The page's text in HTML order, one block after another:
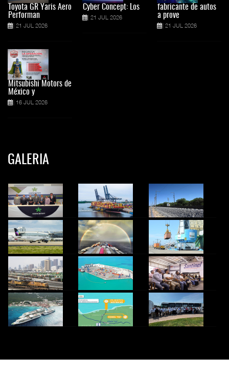
Toyota GR Yaris Aero
Performan
21 JUL 2026
Mitsubishi Motors de
México y
16 JUL 2026
Cyber Concept: Los
21 JUL 2026
fabricante de autos
a prove
21 JUL 2026
GALERIA